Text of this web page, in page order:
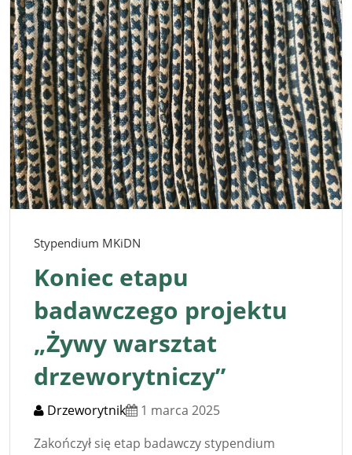
Stypendium MKiDN
Koniec etapu
badawczego projektu
„Żywy warsztat
drzeworytniczy”
Drzeworytnik
1 marca 2025
Zakończył się etap badawczy stypendium